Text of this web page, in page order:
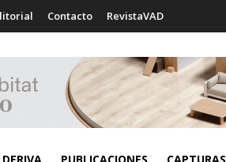
Contacto RevistaVAD